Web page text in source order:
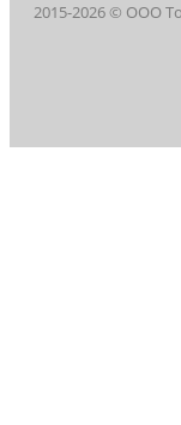
2015-2026© ООО